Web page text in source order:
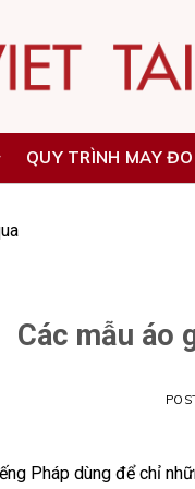
QUY TRÌNH MAY
Các mẫu áo
Pháp dùng để chỉ